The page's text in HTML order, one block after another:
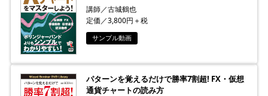
講師／古城鶴也
定価／3,800円＋税
サンプル動画
パターンを覚えるだけで勝率7割超! FX・仮想
通貨チャートの読み方